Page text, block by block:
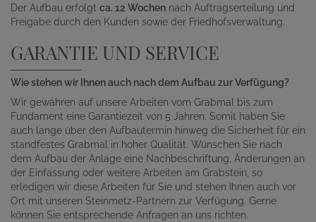
Der Aufbau erfolgt ca. 12 Wochen nach Auftragserteilung und
Freigabe durch den Kunden sowie der Friedhofsverwaltung.
GARANTIE UND SERVICE
Wie stehen wir Ihnen auch nach dem Aufbau zur Verfügung?
Wir gewähren auf unsere Arbeiten vom Grabmal bis zum
Fundament eine Garantiezeit von 5 Jahren. Somit haben Sie
auch lange über den Aufbautermin hinweg die Sicherheit für ein
standfestes Grabmal in hoher Qualität. Wünschen Sie nach
dem Aufbau der Anlage eine Nachbeschriftung, Änderungen an
der Einfassung oder weitere Arbeiten am Grabstein, so
erledigen wir diese Arbeiten für Sie und stehen Ihnen auch vor
Ort mit unseren Steinmetz-Partnern zur Verfügung. Gerne
können Sie entsprechende Anfragen an uns richten.